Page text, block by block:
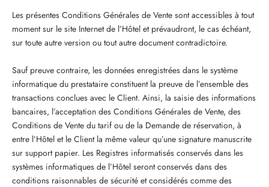
Les présentes Conditions Générales de Vente sont accessibles à tout
moment sur le site Internet de l’Hôtel et prévaudront, le cas échéant,
sur toute autre version ou tout autre document contradictoire.
Sauf preuve contraire, les données enregistrées dans le système
informatique du prestataire constituent la preuve de l’ensemble des
transactions conclues avec le Client. Ainsi, la saisie des informations
bancaires, l’acceptation des Conditions Générales de Vente, des
Conditions de Vente du tarif ou de la Demande de réservation, à
entre l’Hôtel et le Client la même valeur qu’une signature manuscrite
sur support papier. Les Registres informatisés conservés dans les
systèmes informatiques de l’Hôtel seront conservés dans des
conditions raisonnables de sécurité et considérés comme des